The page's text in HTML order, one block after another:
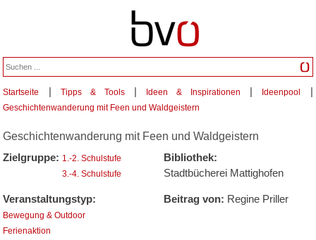
Sie sind hier
Startseite | Tipps & Tools| Ideen & Inspirationen | Ideenpool |
Geschichtenwanderung mit Feen und Waldgeistern
Geschichtenwanderung mit Feen und Waldgeistern
Zielgruppe: 1.-2. Schulstufe
3.-4. Schulstufe
Veranstaltungstyp:
Bewegung & Outdoor
Ferienaktion
Bibliothek:
Stadtbücherei Mattighofen
Beitrag von: Regine Priller